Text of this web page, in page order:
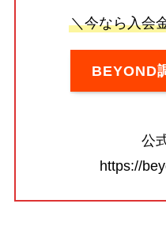
＼今なら入会
BEYOND
公
https://